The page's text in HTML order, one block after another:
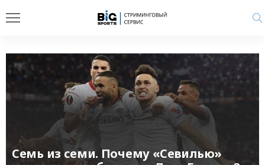
Семь из семи. Почему «Севилью»